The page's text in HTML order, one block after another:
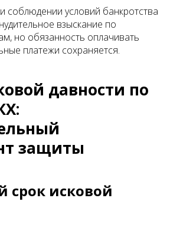
соблюдении условий банкротства
взыскание по
но обязанность оплачивать
платежи сохраняется.
давности по
защиты
срок исковой